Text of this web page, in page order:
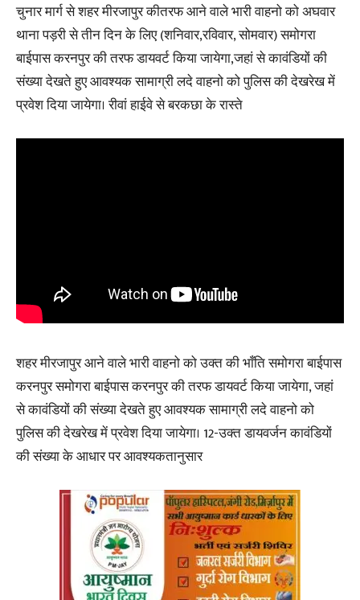
चुनार मार्ग से शहर मीरजापुर कीतरफ आने वाले भारी वाहनो को अघवार
थाना पड़री से तीन दिन के लिए (शनिवार,रविवार, सोमवार) समोगरा
बाईपास करनपुर की तरफ डायवर्ट किया जायेगा,जहां से कावंडियों की
संख्या देखते हुए आवश्यक सामाग्री लदे वाहनो को पुलिस की देखरेख में
प्रवेश दिया जायेगा। रीवां हाईवे से बरकछा के रास्ते
शहर मीरजापुर आने वाले भारी वाहनो को उक्त की भाँति समोगरा बाईपास
करनपुर समोगरा बाईपास करनपुर की तरफ डायवर्ट किया जायेगा, जहां
से कावंडियों की संख्या देखते हुए आवश्यक सामाग्री लदे वाहनो को
पुलिस की देखरेख में प्रवेश दिया जायेगा। 12-उक्त डायवर्जन कावंडियों
की संख्या के आधार पर आवश्यकतानुसार